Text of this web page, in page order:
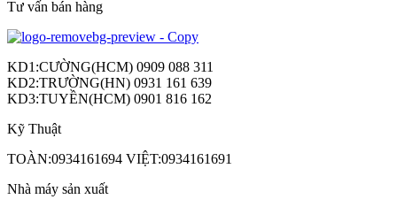
Tư vấn bán hàng
KD1:CƯỜNG(HCM) 0909 088 311
KD2:TRƯỜNG(HN) 0931 161 639
KD3:TUYỀN(HCM) 0901 816 162
Kỹ Thuật
TOÀN:0934161694 VIỆT:0934161691
Nhà máy sản xuất